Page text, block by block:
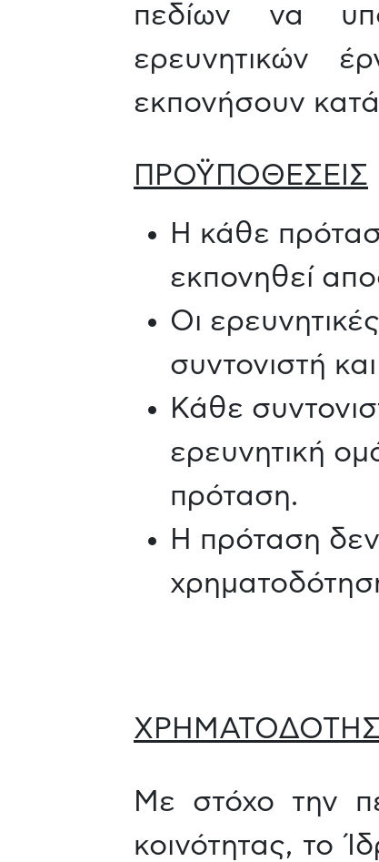
πεδίων να
ερευνητικών
εκπονήσουν
ΠΡΟΫΠΟΘΕΣΕΙΣ
Η κάθε
εκπονηθεί
Oι
συντονιστή
Κάθε
ερευνητική
πρόταση.
Η πρόταση
Με στόχο την
κοινότητας, το